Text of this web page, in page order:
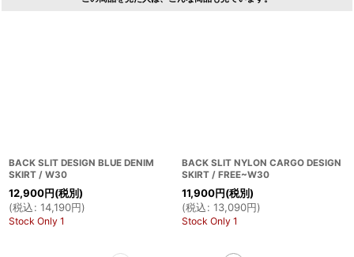
BACK SLIT DESIGN BLUE DENIM
SKIRT / W30
12,900円(税別)
(税込: 14,190円)
Stock Only 1
BACK SLIT NYLON CARGO DESIGN
SKIRT / FREE~W30
11,900円(税別)
(税込: 13,090円)
Stock Only 1